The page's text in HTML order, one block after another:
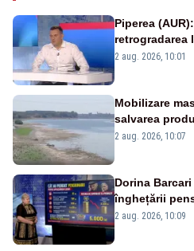
Piperea
retrogradarea
catastrofă
2 aug. 2026, 10:01
Mobilizare
salvarea
va detona o
2 aug. 2026, 10:07
Dorina
înghețării
pierdute de
2 aug. 2026, 10:09